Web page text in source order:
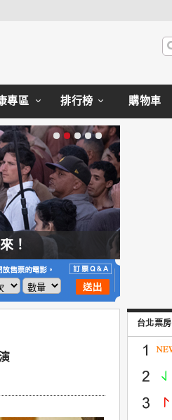
專區 排行榜 購物車
！
台北票房